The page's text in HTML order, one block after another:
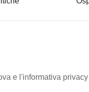
e l'informativa